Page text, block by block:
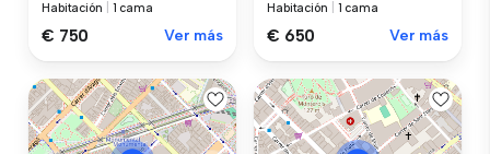
Habitación 1 cama
€ 750 Ver más
Habitación 1 cama
€ 650 Ver más